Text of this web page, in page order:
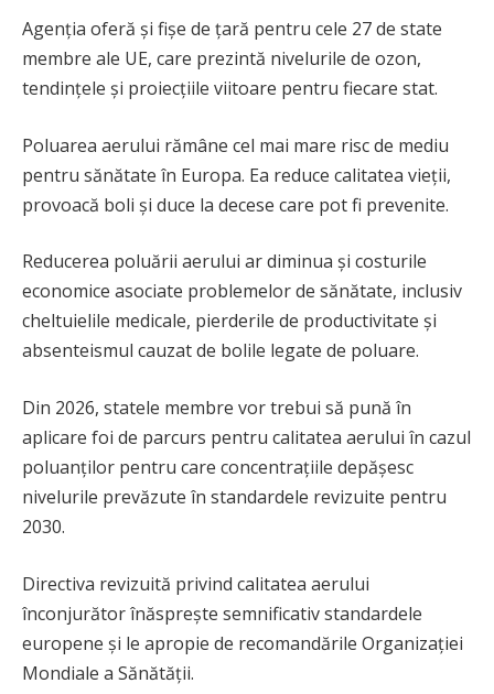
Agenția oferă și fișe de țară pentru cele 27 de state
membre ale UE, care prezintă nivelurile de ozon,
tendințele și proiecțiile viitoare pentru fiecare stat.
Poluarea aerului rămâne cel mai mare risc de mediu
pentru sănătate în Europa. Ea reduce calitatea vieții,
provoacă boli și duce la decese care pot fi prevenite.
Reducerea poluării aerului ar diminua și costurile
economice asociate problemelor de sănătate, inclusiv
cheltuielile medicale, pierderile de productivitate și
absenteismul cauzat de bolile legate de poluare.
Din 2026, statele membre vor trebui să pună în
aplicare foi de parcurs pentru calitatea aerului în cazul
poluanților pentru care concentrațiile depășesc
nivelurile prevăzute în standardele revizuite pentru
2030.
Directiva revizuită privind calitatea aerului
înconjurător înăsprește semnificativ standardele
europene și le apropie de recomandările Organizației
Mondiale a Sănătății.